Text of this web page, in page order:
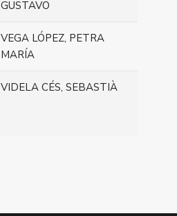
GUSTAVO
VEGA LÓPEZ, PETRA
MARÍA
VIDELA CÉS, SEBASTIÀ